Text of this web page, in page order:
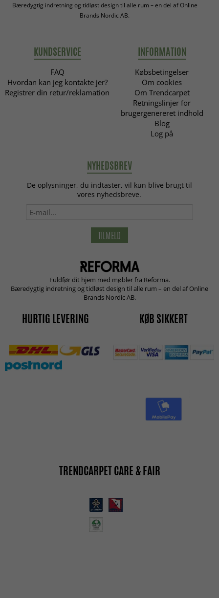
Bæredygtig indretning og tidløst design til alle rum – en del af Online
Brands Nordic AB.
KUNDSERVICE
FAQ
Hvordan kan jeg kontakte jer?
Registrer din retur/reklamation
INFORMATION
Købsbetingelser
Om cookies
Om Trendcarpet
Retningslinjer for
brugergenereret indhold
Blog
Log på
NYHEDSBREV
De oplysninger, du indtaster, vil kun blive brugt til
vores nyhedsbreve.
TILMELD
Fuldfør dit hjem med møbler fra Reforma.
Bæredygtig indretning og tidløst design til alle rum – en del af Online
Brands Nordic AB.
HURTIG LEVERING KØB SIKKERT
TRENDCARPET CARE & FAIR